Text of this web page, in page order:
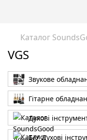
Каталог
VGS
Звукове
Гітарне
Духові
Б/У Духові